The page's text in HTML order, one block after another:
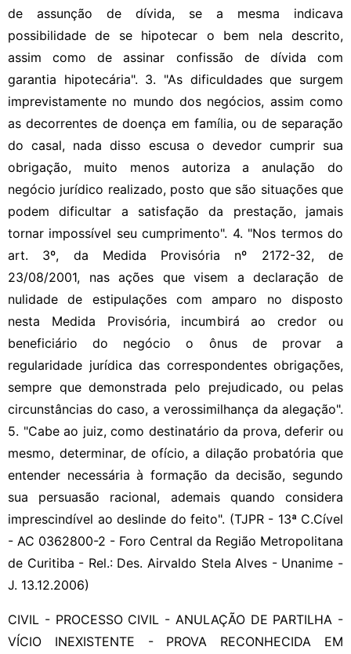
de assunção de dívida, se a mesma indicava
possibilidade de se hipotecar o bem nela descrito,
assim como de assinar confissão de dívida com
garantia hipotecária". 3. "As dificuldades que surgem
imprevistamente no mundo dos negócios, assim como
as decorrentes de doença em família, ou de separação
do casal, nada disso escusa o devedor cumprir sua
obrigação, muito menos autoriza a anulação do
negócio jurídico realizado, posto que são situações que
podem dificultar a satisfação da prestação, jamais
tornar impossível seu cumprimento". 4. "Nos termos do
art. 3º, da Medida Provisória nº 2172-32, de
23/08/2001, nas ações que visem a declaração de
nulidade de estipulações com amparo no disposto
nesta Medida Provisória, incumbirá ao credor ou
beneficiário do negócio o ônus de provar a
regularidade jurídica das correspondentes obrigações,
sempre que demonstrada pelo prejudicado, ou pelas
circunstâncias do caso, a verossimilhança da alegação".
5. "Cabe ao juiz, como destinatário da prova, deferir ou
mesmo, determinar, de ofício, a dilação probatória que
entender necessária à formação da decisão, segundo
sua persuasão racional, ademais quando considera
imprescindível ao deslinde do feito". (TJPR - 13ª C.Cível
- AC 0362800-2 - Foro Central da Região Metropolitana
de Curitiba - Rel.: Des. Airvaldo Stela Alves - Unanime -
J. 13.12.2006)
CIVIL - PROCESSO CIVIL - ANULAÇÃO DE PARTILHA -
VÍCIO INEXISTENTE - PROVA RECONHECIDA EM